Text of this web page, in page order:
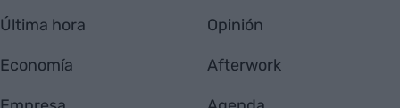
Última hora
Economía
Opinión
Afterwork